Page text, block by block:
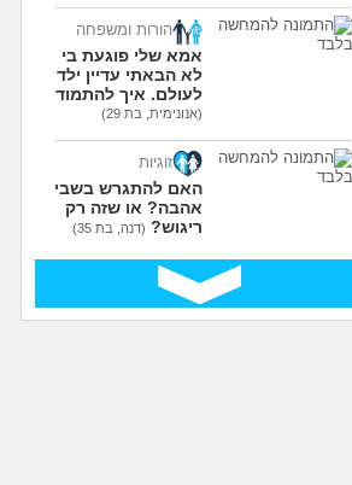
הורות ומשפחה
אמא שלי פוגעת בי כי
לא הבאתי עדיין ילדים
לעולם. איך להתמודד?
(אנונימית, בת 29)
זוגיות
האם להתגרש בשביל
אהבה? או שזה רק
ריגוש? (דנה, בת 35)